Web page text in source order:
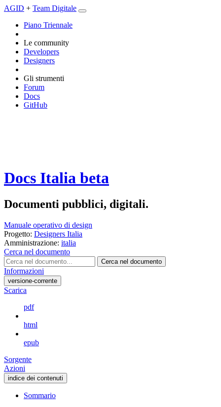
AGID + Team Digitale
Piano Triennale
Le community
Developers
Designers
Gli strumenti
Forum
Docs
GitHub
Docs Italia beta
Documenti pubblici, digitali.
Manuale operativo di design
Progetto: Designers Italia
Amministrazione: italia
Cerca nel documento
Cerca nel documento
Informazioni
versione-corrente
Scarica
pdf
html
epub
Sorgente
Azioni
indice dei contenuti
Sommario